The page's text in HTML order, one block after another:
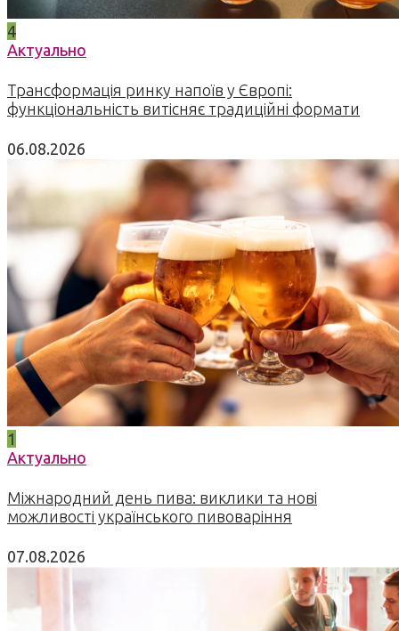
4
Актуально
Трансформація ринку напоїв у Європі:
функціональність витісняє традиційні формати
06.08.2026
1
Актуально
Міжнародний день пива: виклики та нові
можливості українського пивоваріння
07.08.2026